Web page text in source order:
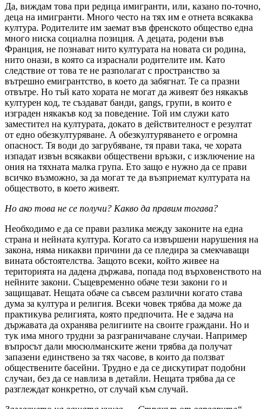
Да, виждам това при редица имигранти, или, казано по-точно,
деца на имигранти. Много често на тях им е отнета всякаква
култура. Родителите им заемат във френското общество една
много ниска социална позиция. А децата, родени във
Франция, не познават нито културата на новата си родина,
нито онази, в която са израснали родителите им. Като
следствие от това те не разполагат с пространство за
вътрешно емигрантство, в което да забягнат. Те са празни
отвътре. Но тъй като хората не могат да живеят без някакъв
културен код, те създават банди, gangs, групи, в които е
изграден някакъв код за поведение. Той им служи като
заместител на културата, докато в действителност е резултат
от едно обезкултуряване. А обезкултуряването е огромна
опасност. Тя води до загрубяване, тя прави така, че хората
изпадат извън всякакви обществени връзки, с изключение на
ония на тяхната малка група. Ето защо е нужно да се прави
всичко възможно, за да могат те да възприемат културата на
обществото, в което живеят.
Но ако това не се получи? Какво да правим тогава?
Необходимо е да се прави разлика между законите на една
страна и нейната култура. Когато са извършени нарушения на
закона, няма никакви причини да се пледира за смекчаващи
вината обстоятелства. Защото всеки, който живее на
територията на дадена държава, попада под върховенството на
нейните закони. Същевременно обаче тези закони го и
защищават. Нещата обаче са съвсем различни когато става
дума за култура и религия. Всеки човек трябва да може да
практикува религията, която предпочита. Не е задача на
държавата да охранява религиите на своите граждани. Но и
тук има много трудни за разграничаване случаи. Например
въпросът дали мюсюлманските жени трябва да получат
запазени единствено за тях часове, в които да ползват
обществените басейни. Трудно е да се дискутират подобни
случаи, без да се навлиза в детайли. Нещата трябва да се
разглеждат конкретно, от случай към случай.